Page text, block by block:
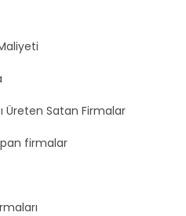
Üreten Satan Firmalar
firmalar